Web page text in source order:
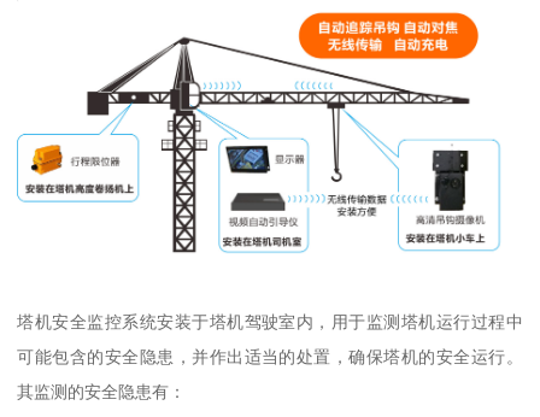
塔机安全监控系统安装于塔机驾驶室内，用于监测塔机运行过程中
可能包含的安全隐患，并作出适当的处置，确保塔机的安全运行。
其监测的安全隐患有：